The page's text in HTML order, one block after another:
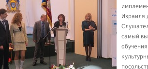
Израиля
самый